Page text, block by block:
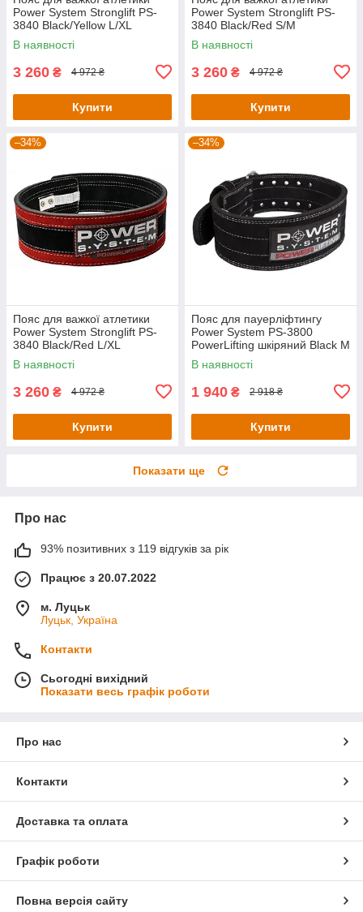
Power System Stronglift PS-
3840 Black/Yellow L/XL
В наявності
3 260 ₴ 4 972 ₴
Купити
Power System Stronglift PS-
3840 Black/Red S/M
В наявності
3 260 ₴ 4 972 ₴
Купити
–34%
Пояс для важкої атлетики
Power System Stronglift PS-
3840 Black/Red L/XL
В наявності
3 260 ₴ 4 972 ₴
Купити
–34%
Пояс для пауерліфтингу
Power System PS-3800
PowerLifting шкіряний Black M
В наявності
1 940 ₴ 2 918 ₴
Купити
Показати ще
Про нас
93% позитивних з 119 відгуків за рік
Працює з 20.07.2022
м. Луцьк
Луцьк, Україна
Контакти
Сьогодні вихідний
Показати весь графік роботи
Про нас
Контакти
Доставка та оплата
Графік роботи
Повна версія сайту